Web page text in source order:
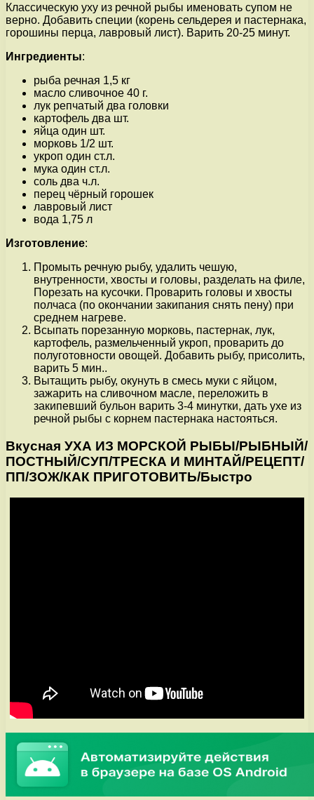
Классическую уху из речной рыбы именовать супом не
верно. Добавить специи (корень сельдерея и пастернака,
горошины перца, лавровый лист). Варить 20-25 минут.
Ингредиенты:
рыба речная 1,5 кг
масло сливочное 40 г.
лук репчатый два головки
картофель два шт.
яйца один шт.
морковь 1/2 шт.
укроп один ст.л.
мука один ст.л.
соль два ч.л.
перец чёрный горошек
лавровый лист
вода 1,75 л
Изготовление:
Промыть речную рыбу, удалить чешую,
внутренности, хвосты и головы, разделать на филе,
Порезать на кусочки. Проварить головы и хвосты
полчаса (по окончании закипания снять пену) при
среднем нагреве.
Всыпать порезанную морковь, пастернак, лук,
картофель, размельченный укроп, проварить до
полуготовности овощей. Добавить рыбу, присолить,
варить 5 мин..
Вытащить рыбу, окунуть в смесь муки с яйцом,
зажарить на сливочном масле, переложить в
закипевший бульон варить 3-4 минутки, дать ухе из
речной рыбы с корнем пастернака настояться.
Вкусная УХА ИЗ МОРСКОЙ РЫБЫ/РЫБНЫЙ/
ПОСТНЫЙ/СУП/ТРЕСКА И МИНТАЙ/РЕЦЕПТ/
ПП/ЗОЖ/КАК ПРИГОТОВИТЬ/Быстро